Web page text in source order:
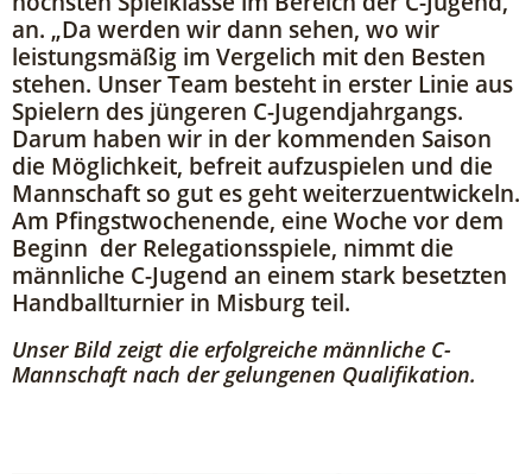
an. „Da werden wir dann sehen, wo wir
leistungsmäßig im Vergelich mit den Besten
stehen. Unser Team besteht in erster Linie aus
Spielern des jüngeren C-Jugendjahrgangs.
Darum haben wir in der kommenden Saison
die Möglichkeit, befreit aufzuspielen und die
Mannschaft so gut es geht weiterzuentwickeln.
Am Pfingstwochenende, eine Woche vor dem
Beginn der Relegationsspiele, nimmt die
männliche C-Jugend an einem stark besetzten
Handballturnier in Misburg teil.
Unser Bild zeigt die erfolgreiche männliche C-
Mannschaft nach der gelungenen Qualifikation.